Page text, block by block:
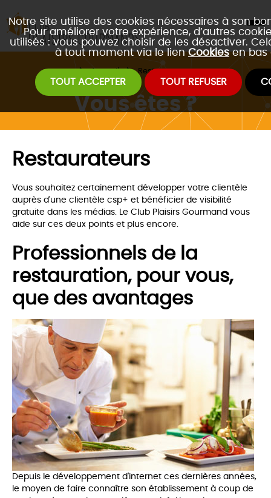
Notre site utilise des cookies nécessaires à son
Pour améliorer votre expérience, d’autres
utilisés : vous pouvez choisir de les désactiver.
à tout moment via le lienCookiesen bas
TOUT ACCEPTER TOUT REFUSER
Accueil Restaurateurs
Vous êtes ?
Restaurateurs
Vous souhaitez certainement développer votre clientèle
auprès d'une clientèle csp+ et bénéficier de visibilité
gratuite dans les médias. Le Club Plaisirs Gourmand vous
aide sur ces deux points et plus encore.
Professionnels de la
restauration, pour vous,
que des avantages
Depuis le développement d'internet ces dernières années,
le moyen de faire connaître son établissement à coup de